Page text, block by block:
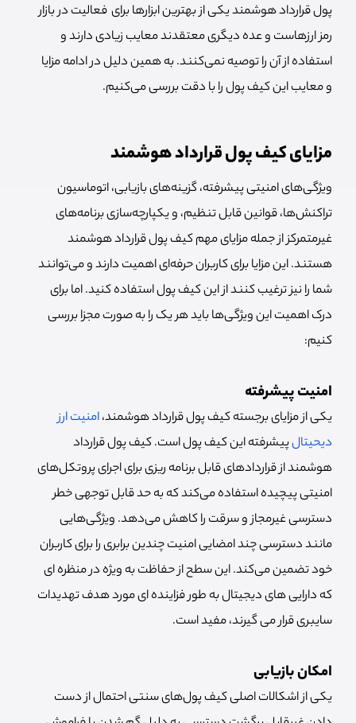
پول قرارداد هوشمند یکی از بهترین ابزارها برای فعالیت در بازار
رمز ارزهاست و عده دیگری معتقدند معایب زیادی دارند و
استفاده از آن را توصیه نمی‌کنند. به همین دلیل در ادامه مزایا
و معایب این کیف پول را با دقت بررسی می‌کنیم.
مزایای کیف پول قرارداد هوشمند
ویژگی‌های امنیتی پیشرفته، گزینه‌های بازیابی، اتوماسیون
تراکنش‌ها، قوانین قابل تنظیم، و یکپارچه‌سازی برنامه‌های
غیرمتمرکز از جمله مزایای مهم کیف پول قرارداد هوشمند
هستند. این مزایا برای کاربران حرفه‌ای اهمیت دارند و می‌توانند
شما را نیز ترغیب کنند از این کیف پول استفاده کنید. اما برای
درک اهمیت این ویژگی‌ها باید هر یک را به صورت مجزا بررسی
کنیم:
امنیت پیشرفته
یکی از مزایای برجسته کیف پول قرارداد هوشمند،امنیت ارز
دیحیتالپیشرفته این کیف پول است. کیف پول قرارداد
هوشمند از قراردادهای قابل برنامه ریزی برای اجرای پروتکل‌های
امنیتی پیچیده استفاده می‌کند که به حد قابل توجهی خطر
دسترسی غیرمجاز و سرقت را کاهش می‌دهد. ویژگی‌هایی
مانند دسترسی چند امضایی امنیت چندین برابری را برای کاربران
خود تضمین می‌کند. این سطح از حفاظت به ویژه در منظره ای
که دارایی های دیجیتال به طور فزاینده ای مورد هدف تهدیدات
سایبری قرار می گیرند، مفید است.
امکان بازیابی
یکی از اشکالات اصلی کیف پول‌های سنتی احتمال از دست